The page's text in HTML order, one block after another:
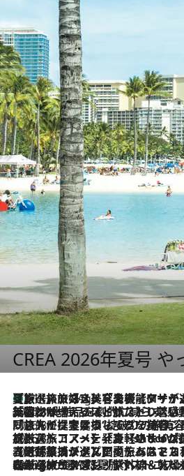
CREA 2026年夏号 や
11 Hours Ago
【厳選旅コスメ】「多機能アイテムがメイン！」旅好き美容エディターが選んだ夏旅ベストコスメを発表【Mサイズジップ】
2026.8.6
「荷物が増えるほど旅ストレスは増す」美容ジャーナリストがたどり着いた最終結論。“化粧品を劇的に減らす”感動の凝縮美容とは
2026.8.6
「旅先には金髪ウィッグを持参」日本と同じメイクでは損してる!? 美容ジャーナリストが提案する“掟
2026.8.6
【厳選旅コスメ】「身軽さ＆UV対策重視！」ヘアアーティストshucoが選んだ夏旅ベストコスメを発表【Mサイズジップ】
2026.8.5
【厳選旅コスメ】国内をあちこち移動する河井菜摘が選んだ夏旅ベストコスメ発表！「リラックスアイテムはマスト」【Mサイズジップ】
2026.8.4
【厳選旅コスメ】「紫外線＆乾燥対策しながらメイク感も！」ヘア＆メイクGeorgeが選んだ夏旅ベストコスメを発表！【Mサイズジップ】